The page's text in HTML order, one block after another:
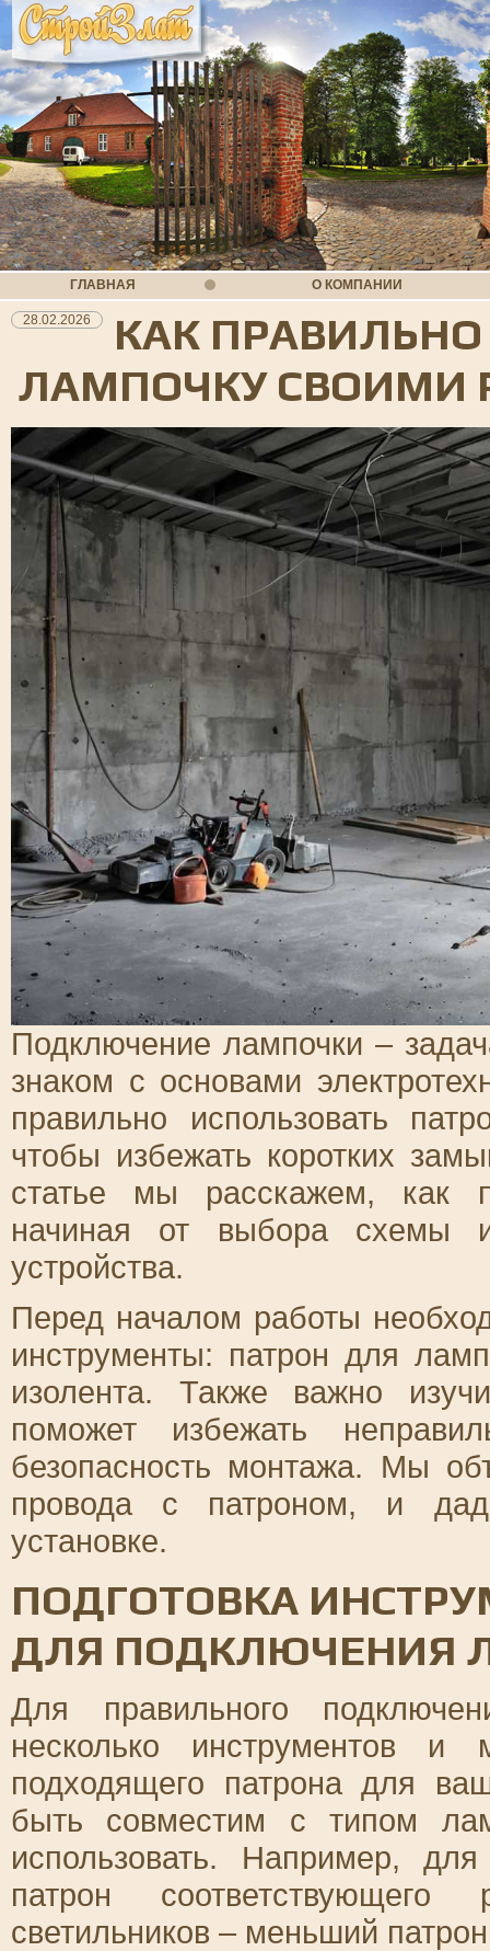
ГЛАВНАЯ О КОМПАНИИ
28.02.2026
КАК
ЛАМПОЧКУ СВОИМИ
Подключение лампочки –
знаком с основами
правильно использовать
чтобы избежать коротких
статье мы расскажем, как
начиная от выбора схемы
устройства.
Перед началом работы
инструменты: патрон для
изолента. Также важно
поможет избежать
безопасность монтажа. Мы
провода с патроном, и
установке.
ПОДГОТОВКА
ДЛЯ ПОДКЛЮЧЕНИЯ
Для правильного
несколько инструментов
подходящего патрона для
быть совместим с типом
использовать. Например,
патрон
светильников – меньший